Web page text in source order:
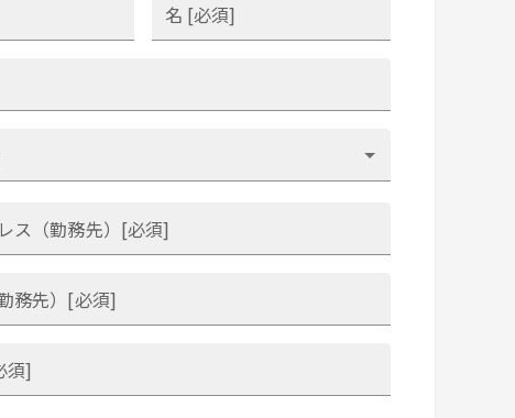
名 [必須]
ス（勤務先）[必須]
務先）[必須]
須]